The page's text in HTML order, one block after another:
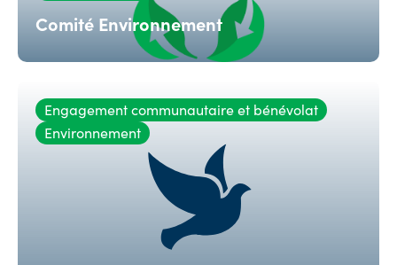
Comité Environnement
Engagement communautaire et bénévolat
Environnement